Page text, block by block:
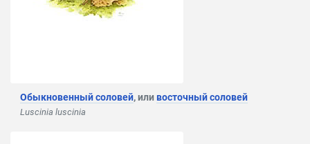
Обыкновенный соловей, или восточный соловей
Luscinia luscinia